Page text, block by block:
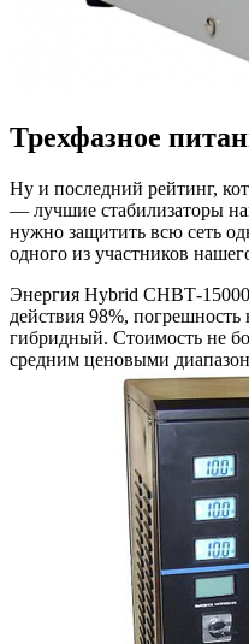
Трехфазное
Ну и последний рейтинг,
— лучшие стабилизаторы
нужно защитить всю сеть
одного из участников
Энергия Hybrid СНВТ-
действия 98%,
гибридный. Стоимость не
средним ценовыми